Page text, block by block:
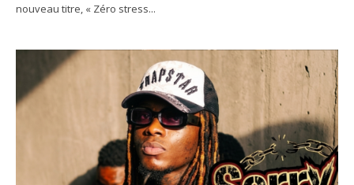
nouveau titre, « Zéro stress...